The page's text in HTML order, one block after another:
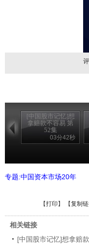
[中国股市记忆]想
拿赔款不容易 第
52集
03分42秒
专题:中国资本市场20年
【打印 】 【复制
相关链接
[中国股市记忆]想拿赔